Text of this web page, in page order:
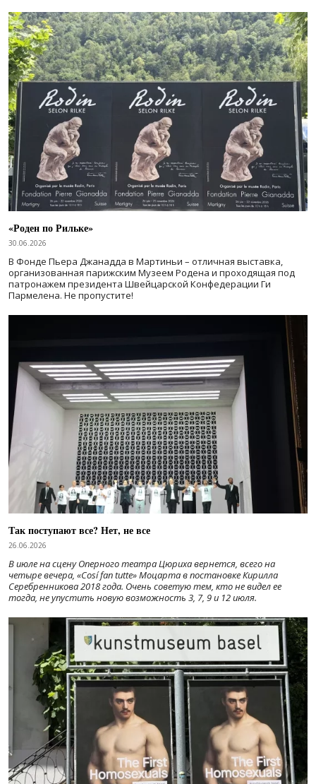
«Роден по Рильке»
30.06.2026
В Фонде Пьера Джанадда в Мартиньи – отличная выставка,
организованная парижским Музеем Родена и проходящая под
патронажем президента Швейцарской Конфедерации Ги
Пармелена. Не пропустите!
Так поступают все? Нет, не все
26.06.2026
В июле на сцену Оперного театра Цюриха вернется, всего на
четыре вечера, «Cosí fan tutte» Моцарта в постановке Кирилла
Серебренникова 2018 года. Очень советую тем, кто не видел ее
тогда, не упустить новую возможность 3, 7, 9 и 12 июля.